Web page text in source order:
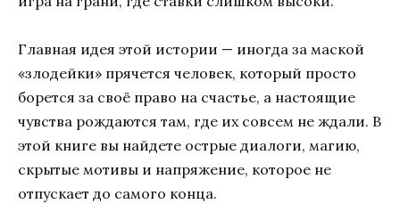
Главная идея этой истории — иногда за маской
«злодейки» прячется человек, который просто
борется за своё право на счастье, а настоящие
чувства рождаются там, где их совсем не ждали. В
этой книге вы найдете острые диалоги, магию,
скрытые мотивы и напряжение, которое не
отпускает до самого конца.